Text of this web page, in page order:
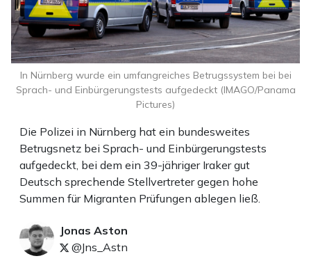
Die Polizei in Nürnberg hat ein bundesweites
Betrugsnetz bei Sprach- und Einbürgerungstests
aufgedeckt, bei dem ein 39-jähriger Iraker gut
Deutsch sprechende Stellvertreter gegen hohe
Summen für Migranten Prüfungen ablegen ließ.
Jonas Aston
@Jns_Astn
In Nürnberg wurde ein umfangreiches Betrugssystem bei bei
Sprach- und Einbürgerungstests aufgedeckt (IMAGO/Panama
Pictures)